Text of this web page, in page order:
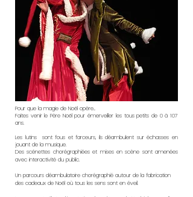
Pour que la magie de Noël opère...
Faites venir le Père Noël pour émerveiller les tous petits de 0 à 107
ans.
Les lutins sont fous et farceurs, ils déambulent sur échasses en
jouant de la musique.
Des scénettes chorégraphiées et mises en scène sont amenées
avec interactivité du public.
Un parcours déambulatoire chorégraphié autour de la fabrication
des cadeaux de Noël où tous les sens sont en éveil.